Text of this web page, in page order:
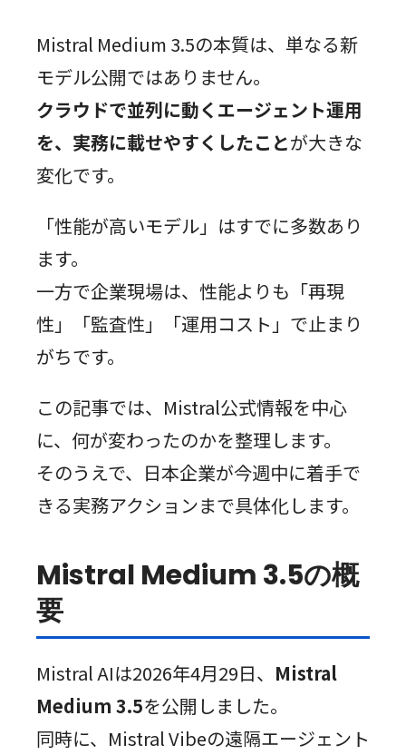
Mistral Medium 3.5の本質は、単なる新
モデル公開ではありません。
クラウドで並列に動くエージェント運用
を、実務に載せやすくしたことが大きな
変化です。
「性能が高いモデル」はすでに多数あり
ます。
一方で企業現場は、性能よりも「再現
性」「監査性」「運用コスト」で止まり
がちです。
この記事では、Mistral公式情報を中心
に、何が変わったのかを整理します。
そのうえで、日本企業が今週中に着手で
きる実務アクションまで具体化します。
Mistral Medium 3.5の概
要
Mistral AIは2026年4月29日、 Mistral
Medium 3.5を公開しました。
同時に、Mistral Vibeの遠隔エージェント